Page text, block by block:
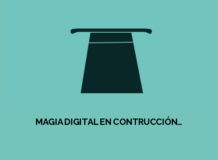
MAGIA DIGITAL EN CONTRUCCIÓN…